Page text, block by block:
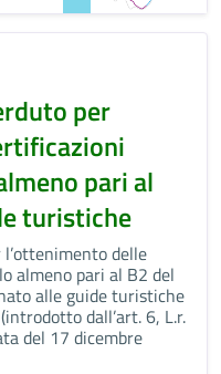
per
pari al
turistiche
delle
almeno pari al B2 del
alle guide turistiche
dall’art. 6, L.r.
del 17 dicembre